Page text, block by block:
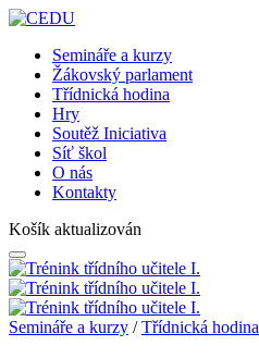
Semináře a kurzy
Žákovský parlament
Třídnická hodina
Hry
Soutěž Iniciativa
Síť škol
O nás
Kontakty
Košík aktualizován
Semináře a kurzy /Třídnická hodina